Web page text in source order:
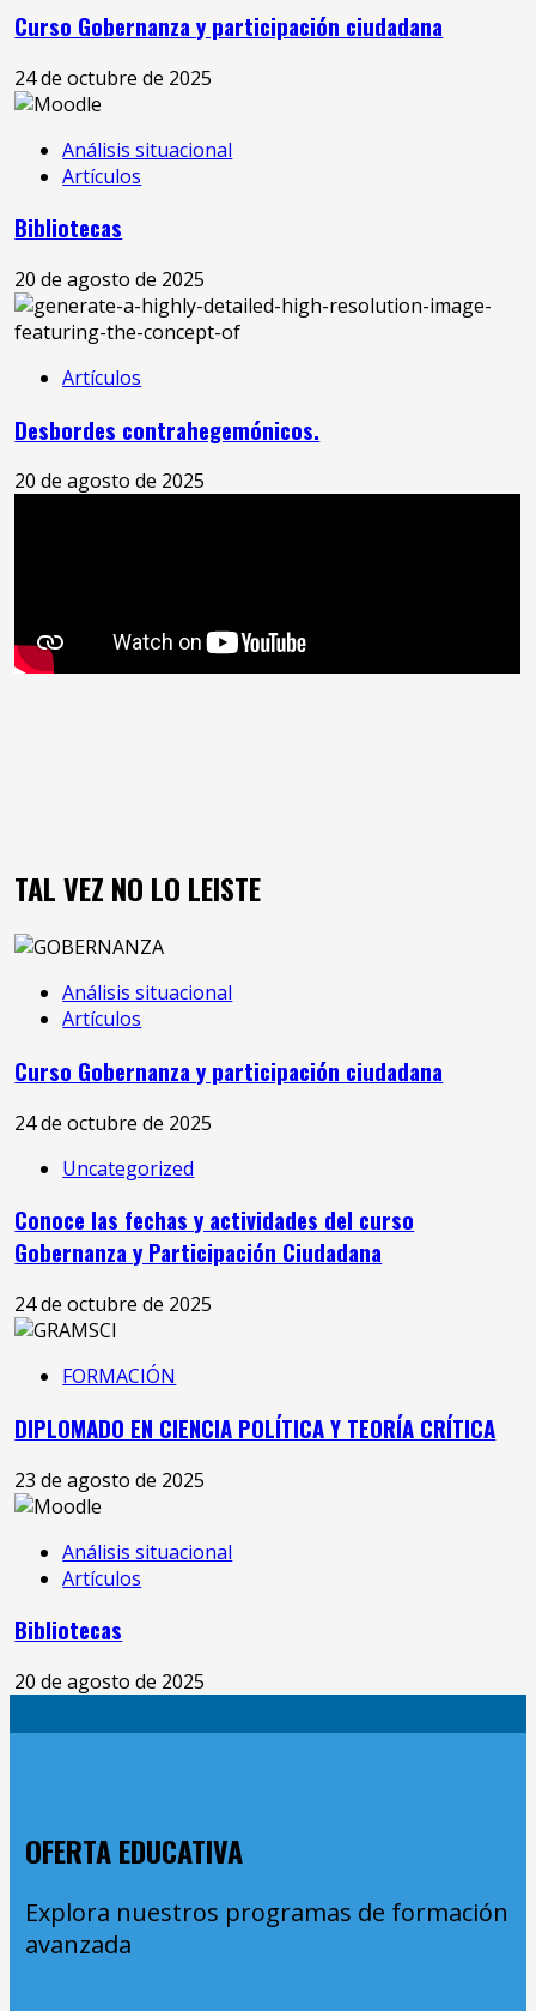
Curso Gobernanza y participación ciudadana
24 de octubre de 2025
Análisis situacional
Artículos
Bibliotecas
20 de agosto de 2025
Artículos
Desbordes contrahegemónicos.
20 de agosto de 2025
TAL VEZ NO LO LEISTE
Análisis situacional
Artículos
Curso Gobernanza y participación ciudadana
24 de octubre de 2025
Uncategorized
Conoce las fechas y actividades del curso
Gobernanza y Participación Ciudadana
24 de octubre de 2025
FORMACIÓN
DIPLOMADO EN CIENCIA POLÍTICA Y TEORÍA CRÍTICA
23 de agosto de 2025
Análisis situacional
Artículos
Bibliotecas
20 de agosto de 2025
OFERTA EDUCATIVA
Explora nuestros programas de formación
avanzada